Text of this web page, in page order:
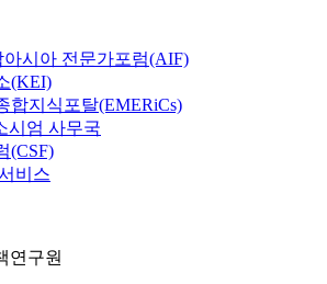
아시아 전문가포럼(AIF)
(KEI)
합지식포탈(EMERiCs)
시엄 사무국
(CSF)
비스